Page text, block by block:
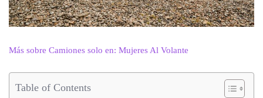
Más sobre Camiones solo en: Mujeres Al Volante
Table of Contents